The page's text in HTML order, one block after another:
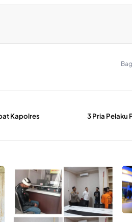
Kapolres
3 Pria Pelaku